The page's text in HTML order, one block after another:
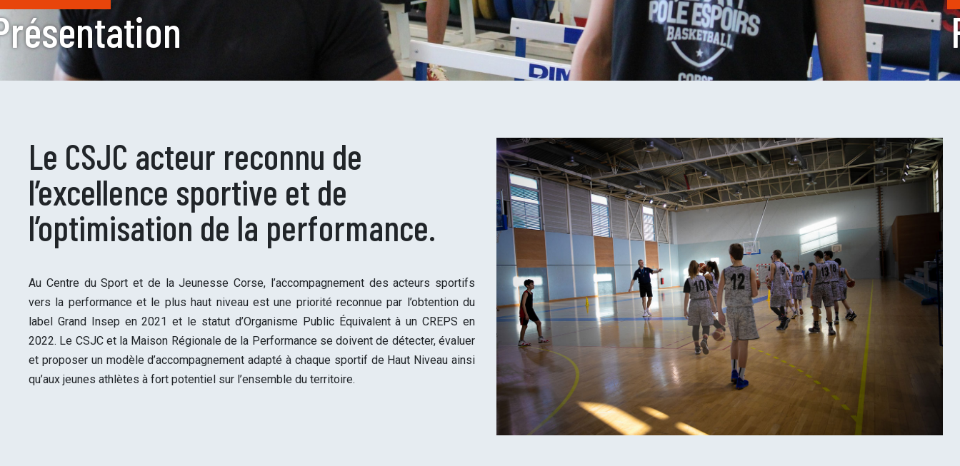
Le CSJC acteur reconnu de
l’excellence sportive et de
l’optimisation de la performance.
Au Centre du Sport et de la Jeunesse Corse, l’accompagnement des acteurs sportifs
vers la performance et le plus haut niveau est une priorité reconnue par l’obtention du
label Grand Insep en 2021 et le statut d’Organisme Public Équivalent à un CREPS en
2022. Le CSJC et la Maison Régionale de la Performance se doivent de détecter, évaluer
et proposer un modèle d’accompagnement adapté à chaque sportif de Haut Niveau ainsi
qu’aux jeunes athlètes à fort potentiel sur l’ensemble du territoire.